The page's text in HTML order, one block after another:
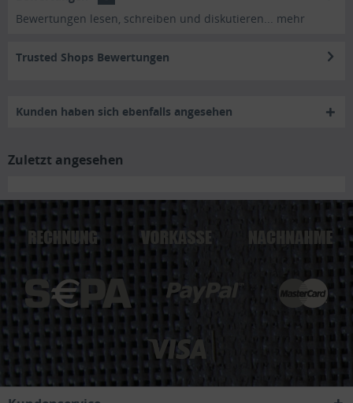
Bewertungen lesen, schreiben und diskutieren...
mehr
Trusted Shops Bewertungen
Kunden haben sich ebenfalls angesehen
Zuletzt angesehen